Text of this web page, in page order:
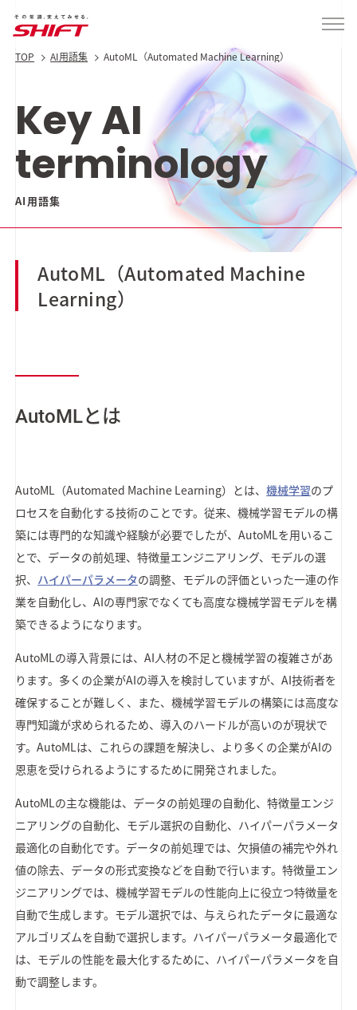
TOP AI用語集 AutoML（Automated Machine Learning）
Key AI
terminology
AI用語集
AutoML（Automated Machine
Learning）
AutoMLとは
AutoML（Automated Machine Learning）とは、機械学習のプ
ロセスを自動化する技術のことです。従来、機械学習モデルの構
築には専門的な知識や経験が必要でしたが、AutoMLを用いるこ
とで、データの前処理、特徴量エンジニアリング、モデルの選
択、 ハイパーパラメータの調整、モデルの評価といった一連の作
業を自動化し、AIの専門家でなくても高度な機械学習モデルを構
築できるようになります。
AutoMLの導入背景には、AI人材の不足と機械学習の複雑さがあ
ります。多くの企業がAIの導入を検討していますが、AI技術者を
確保することが難しく、また、機械学習モデルの構築には高度な
専門知識が求められるため、導入のハードルが高いのが現状で
す。AutoMLは、これらの課題を解決し、より多くの企業がAIの
恩恵を受けられるようにするために開発されました。
AutoMLの主な機能は、データの前処理の自動化、特徴量エンジ
ニアリングの自動化、モデル選択の自動化、ハイパーパラメータ
最適化の自動化です。データの前処理では、欠損値の補完や外れ
値の除去、データの形式変換などを自動で行います。特徴量エン
ジニアリングでは、機械学習モデルの性能向上に役立つ特徴量を
自動で生成します。モデル選択では、与えられたデータに最適な
アルゴリズムを自動で選択します。ハイパーパラメータ最適化で
は、モデルの性能を最大化するために、ハイパーパラメータを自
動で調整します。